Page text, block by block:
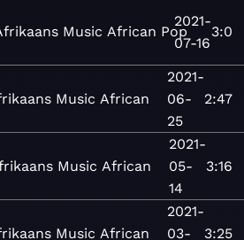
Music African Pop
2021-
07-16
3:0
Music African
2021-
06-
25
2:47
Music African
2021-
05-
14
3:16
Music African
2021-
03-
3:25